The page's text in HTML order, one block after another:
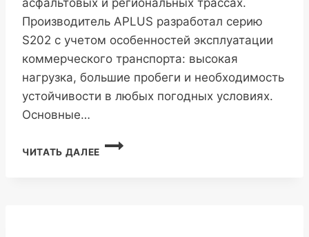
Производитель APLUS разработал серию
S202 с учетом особенностей эксплуатации
коммерческого транспорта: высокая
нагрузка, большие пробеги и необходимость
устойчивости в любых погодных условиях.
Основные…
ЧИТАТЬ ДАЛЕЕ
APLUS